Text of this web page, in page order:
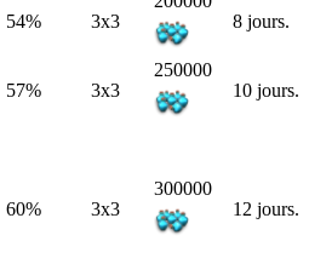
54% 3x3
8 jours.
57% 3x3
250000
10 jours.
60% 3x3
300000
12 jours.